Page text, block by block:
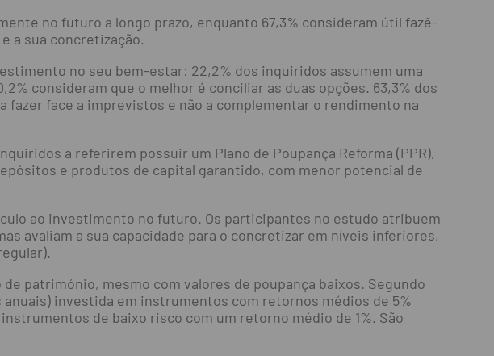
no futuro a longo prazo, enquanto 67,3% consideram útil fazê-
a sua concretização.
no seu bem-estar: 22,2% dos inquiridos assumem uma
consideram que o melhor é conciliar as duas opções. 63,3% dos
face a imprevistos e não a complementar o rendimento na
a referirem possuir um Plano de Poupança Reforma (PPR),
e produtos de capital garantido, com menor potencial de
ao investimento no futuro. Os participantes no estudo atribuem
avaliam a sua capacidade para o concretizar em níveis inferiores,
património, mesmo com valores de poupança baixos. Segundo
anuais) investida em instrumentos com retornos médios de 5%
de baixo risco com um retorno médio de 1%. São